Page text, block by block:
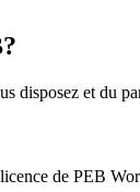
disposez et du
de PEB